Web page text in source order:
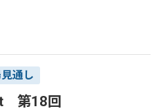
通し
第18回